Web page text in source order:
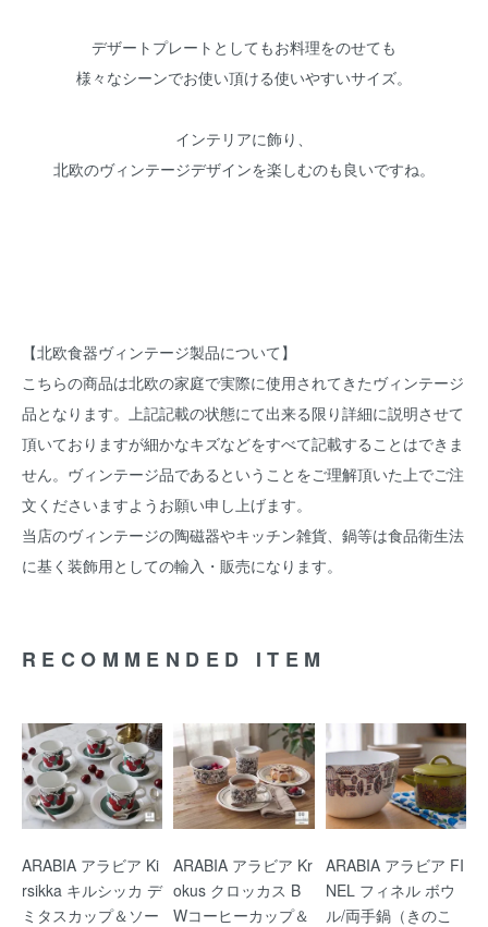
デザートプレートとしてもお料理をのせても
様々なシーンでお使い頂ける使いやすいサイズ。
インテリアに飾り、
北欧のヴィンテージデザインを楽しむのも良いですね。
【北欧食器ヴィンテージ製品について】
こちらの商品は北欧の家庭で実際に使用されてきたヴィンテージ
品となります。上記記載の状態にて出来る限り詳細に説明させて
頂いておりますが細かなキズなどをすべて記載することはできま
せん。ヴィンテージ品であるということをご理解頂いた上でご注
文くださいますようお願い申し上げます。
当店のヴィンテージの陶磁器やキッチン雑貨、鍋等は食品衛生法
に基く装飾用としての輸入・販売になります。
RECOMMENDED ITEM
ARABIA アラビア Ki
rsikka キルシッカ デ
ミタスカップ＆ソー
ARABIA アラビア Kr
okus クロッカス B
Wコーヒーカップ＆
ARABIA アラビア FI
NEL フィネル ボウ
ル/両手鍋（きのこ